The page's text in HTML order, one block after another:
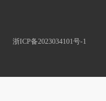
浙ICP备2023034101号-1